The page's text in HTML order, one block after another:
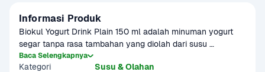
Informasi Produk
Biokul Yogurt Drink Plain 150 ml adalah minuman yogurt
segar tanpa rasa tambahan yang diolah dari susu
berkualitas tinggi dan difermentasi dengan kultur bakteri
hidup. Memiliki rasa natural dengan sedikit asam khas
Baca Selengkapnya
Kategori Susu & Olahan